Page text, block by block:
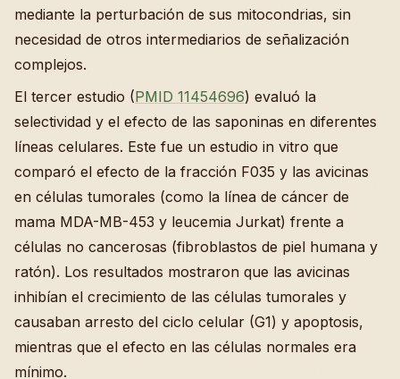
mediante la perturbación de sus mitocondrias, sin
necesidad de otros intermediarios de señalización
complejos.
El tercer estudio (PMID 11454696) evaluó la
selectividad y el efecto de las saponinas en diferentes
líneas celulares. Este fue un estudio in vitro que
comparó el efecto de la fracción F035 y las avicinas
en células tumorales (como la línea de cáncer de
mama MDA-MB-453 y leucemia Jurkat) frente a
células no cancerosas (fibroblastos de piel humana y
ratón). Los resultados mostraron que las avicinas
inhibían el crecimiento de las células tumorales y
causaban arresto del ciclo celular (G1) y apoptosis,
mientras que el efecto en las células normales era
mínimo.